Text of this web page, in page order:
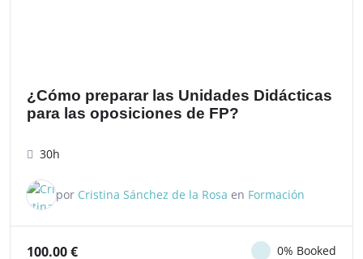
¿Cómo preparar las Unidades Didácticas
para las oposiciones de FP?
30h
por Cristina Sánchez de la Rosa en Formación
100.00€ 0% Booked